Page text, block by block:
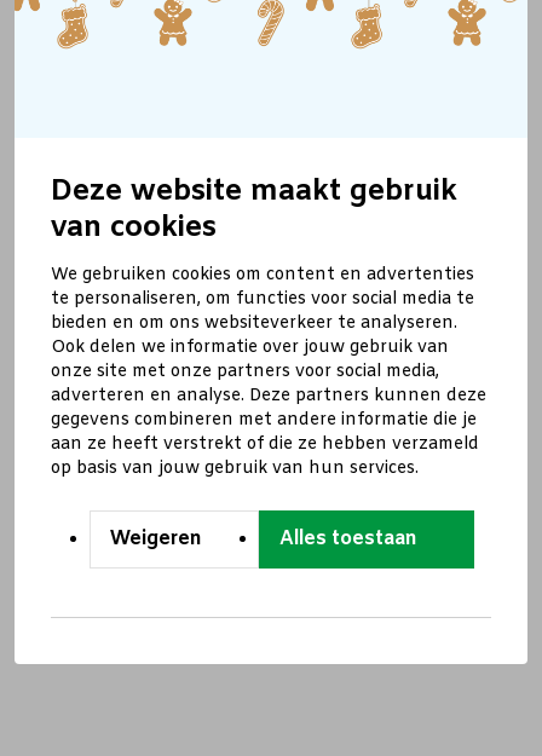
Deze website maakt gebruik
van cookies
We gebruiken cookies om content en advertenties
te personaliseren, om functies voor social media te
bieden en om ons websiteverkeer te analyseren.
Ook delen we informatie over jouw gebruik van
onze site met onze partners voor social media,
adverteren en analyse. Deze partners kunnen deze
gegevens combineren met andere informatie die je
aan ze heeft verstrekt of die ze hebben verzameld
op basis van jouw gebruik van hun services.
Weigeren Alles toestaan